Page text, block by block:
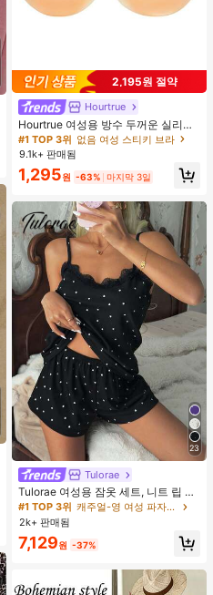
2,195원 절약
Hourtrue
Hourtrue 여성용 방수 두꺼운 실리콘
가슴 페탈, 작은 가슴 리프트업 & 푸시
인용, 웨딩 촬영 및 들러리용
#1 TOP 3위 없음 여성 스티키 브라
9.1k+ 판매됨
1,295원 -63% 마지막 3일
23
Tulorae
Tulorae 여성용 잠옷 세트, 니트 립 원
단, 하트 프린트 대비 레이스 트림, 로
맨틱 달콤 귀여운 섹시 캐미솔 & 반바
지 베이비돌 잠옷 세트 투피스 나이트
세트 섹시 잠옷 세트 여성용 잠옷 롬퍼
투피스 잠옷 세트 여성용 잠옷 세트 도
트 잠옷 세트 잠옷 반바지 세트 투피스
잠옷 세트 여성용 여름 세트 도트 반바
#1 TOP 3위
캐주얼-영 여성 파자마 세트
2k+ 판매됨
7,129원 -37%